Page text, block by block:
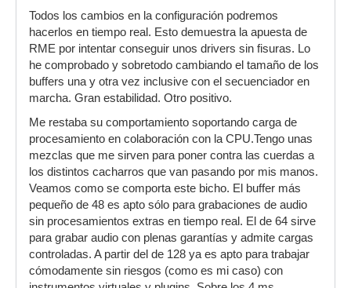
Todos los cambios en la configuración podremos
hacerlos en tiempo real. Esto demuestra la apuesta de
RME por intentar conseguir unos drivers sin fisuras. Lo
he comprobado y sobretodo cambiando el tamaño de los
buffers una y otra vez inclusive con el secuenciador en
marcha. Gran estabilidad. Otro positivo.
Me restaba su comportamiento soportando carga de
procesamiento en colaboración con la CPU.Tengo unas
mezclas que me sirven para poner contra las cuerdas a
los distintos cacharros que van pasando por mis manos.
Veamos como se comporta este bicho. El buffer más
pequeño de 48 es apto sólo para grabaciones de audio
sin procesamientos extras en tiempo real. El de 64 sirve
para grabar audio con plenas garantías y admite cargas
controladas. A partir del de 128 ya es apto para trabajar
cómodamente sin riesgos (como es mi caso) con